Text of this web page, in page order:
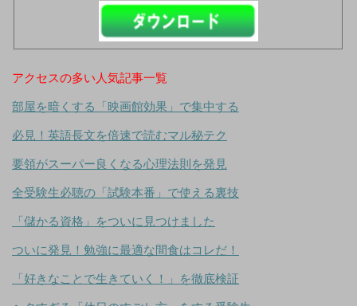
アクセスの多い人気記事一覧
部屋を暗くする「映画館効果」で集中する
必見！英語長文を倍速で読むマル秘テク
要領がスーパー良くなる心理法則を発見
全受験生必聴の「試験本番」で使える裏技
「儲かる資格」をついに見つけました
ついに発見！勉強に最適な間食はコレだ！
「好きなことで生きていく！」を徹底検証